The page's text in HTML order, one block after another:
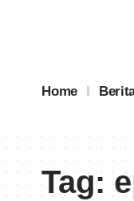
Home
Tag: